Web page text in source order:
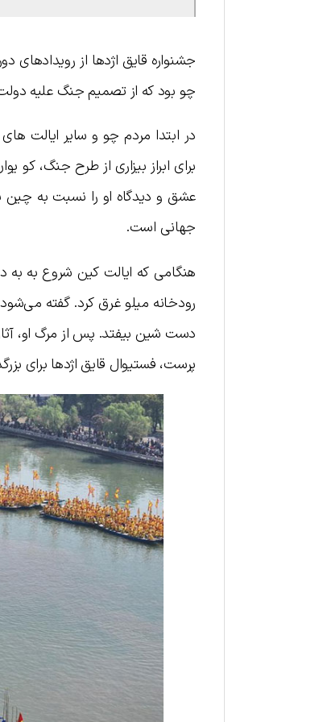
جشنواره قایق اژدها از
چو بود که از تصمیم جنگ علیه
در ابتدا مردم چو و سایر ایالت
برای ابراز بیزاری از طرح جنگ، کو
عشق و دیدگاه او را نسبت به چین
جهانی است.
رودخانه میلو غرق کرد. گفته
دست شین بیفتد. پس از مرگ او،
پرست، فستیوال قایق اژدها برای